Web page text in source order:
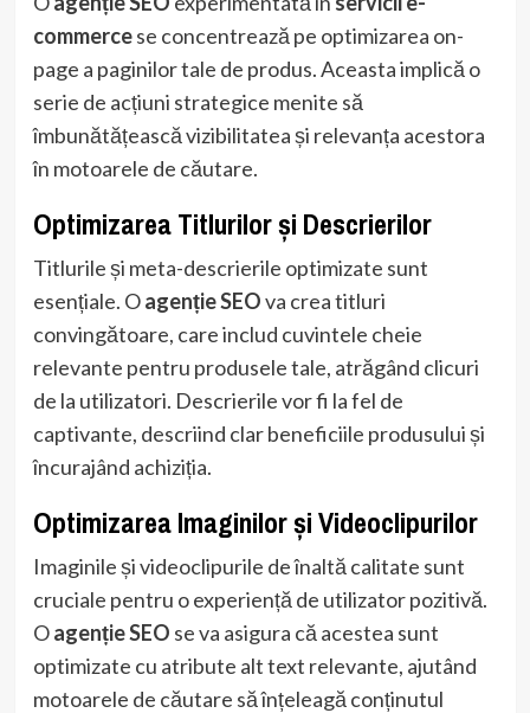
commercese concentrează pe optimizarea on-
page a paginilor tale de produs. Aceasta implică o
serie de acțiuni strategice menite să
îmbunătățească vizibilitatea și relevanța acestora
în motoarele de căutare.
Optimizarea Titlurilor și Descrierilor
Titlurile și meta-descrierile optimizate sunt
esențiale. Oagenție SEOva crea titluri
convingătoare, care includ cuvintele cheie
relevante pentru produsele tale, atrăgând clicuri
de la utilizatori. Descrierile vor fi la fel de
captivante, descriind clar beneficiile produsului și
încurajând achiziția.
Optimizarea Imaginilor și Videoclipurilor
Imaginile și videoclipurile de înaltă calitate sunt
cruciale pentru o experiență de utilizator pozitivă.
Oagenție SEO se va asigura că acestea sunt
optimizate cu atribute alt text relevante, ajutând
motoarele de căutare să înțeleagă conținutul